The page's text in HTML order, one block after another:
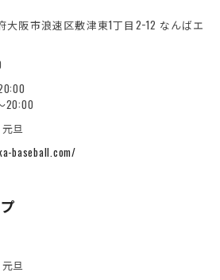
大阪市浪速区敷津東1丁目2−12 なんばエ
20:00
旦
baseball.com/
旦